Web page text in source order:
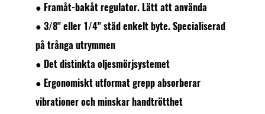
● Framåt-bakåt regulator. Lätt att använda
● 3/8" eller 1/4" städ enkelt byte. Specialiserad
på trånga utrymmen
● Det distinkta oljesmörjsystemet
● Ergonomiskt utformat grepp absorberar
vibrationer och minskar handtrötthet